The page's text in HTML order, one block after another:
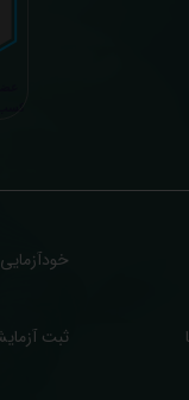
سوخت و سوز نداره...)
کاربران بصورت مستقیم
انجام میگیرد و ما تابع
ثبت